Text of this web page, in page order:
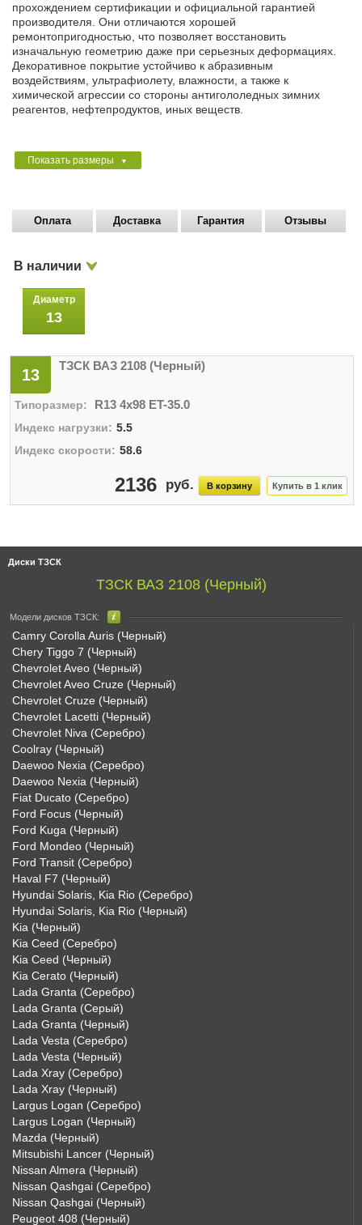
Диски ТЗСК
ТЗСК ВАЗ 2108 (Черный)
Модели дисков ТЗСК:
Camry Corolla Auris (Черный)
Chery Tiggo 7 (Черный)
Chevrolet Aveo (Черный)
Chevrolet Aveo Cruze (Черный)
Chevrolet Cruze (Черный)
Chevrolet Lacetti (Черный)
Chevrolet Niva (Серебро)
Coolray (Черный)
Daewoo Nexia (Серебро)
Daewoo Nexia (Черный)
Fiat Ducato (Серебро)
Ford Focus (Черный)
Ford Kuga (Черный)
Ford Mondeo (Черный)
Ford Transit (Серебро)
Haval F7 (Черный)
Hyundai Solaris, Kia Rio (Серебро)
Hyundai Solaris, Kia Rio (Черный)
Kia (Черный)
Kia Ceed (Серебро)
Kia Ceed (Черный)
Kia Cerato (Черный)
Lada Granta (Серебро)
Lada Granta (Серый)
Lada Granta (Черный)
Lada Vesta (Серебро)
Lada Vesta (Черный)
Lada Xray (Серебро)
Lada Xray (Черный)
Largus Logan (Серебро)
Largus Logan (Черный)
Mazda (Черный)
Mitsubishi Lancer (Черный)
Nissan Almera (Черный)
Nissan Qashgai (Серебро)
Nissan Qashgai (Черный)
Peugeot 408 (Черный)
прохождением сертификации и официальной гарантией
производителя. Они отличаются хорошей
ремонтопригодностью, что позволяет восстановить
изначальную геометрию даже при серьезных деформациях.
Декоративное покрытие устойчиво к абразивным
воздействиям, ультрафиолету, влажности, а также к
химической агрессии со стороны антигололедных зимних
реагентов, нефтепродуктов, иных веществ.
Показать размеры ▼
Оплата Доставка Гарантия Отзывы
В наличии
Диаметр
13
13
ТЗСК ВАЗ 2108 (Черный)
R13 4x98 ET-35.0
5.5
58.6
2136